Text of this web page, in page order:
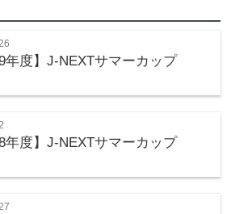
年度】J-NEXTサマーカップ
年度】J-NEXTサマーカップ